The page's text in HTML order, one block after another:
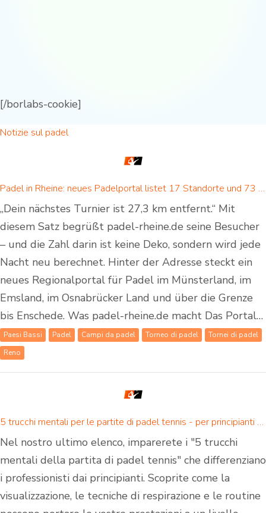
[/borlabs-cookie]
Notizie sul padel
Padel in Rheine: neues Padelportal listet 17 Standorte und 73 Padel-Courts in Rheine und Umgebung
„Dein nächstes Turnier ist 27,3 km entfernt.“ Mit
diesem Satz begrüßt padel-rheine.de seine Besucher
– und die Zahl darin ist keine Deko, sondern wird jede
Nacht neu berechnet. Hinter der Adresse steckt ein
neues Regionalportal für Padel im Münsterland, im
Emsland, im Osnabrücker Land und über die Grenze
bis Enschede. Was padel-rheine.de macht Das Portal…
Paesi Bassi Padel Campi da padel Torneo di padel
Tornei di padel
Reno
5 trucchi mentali per le partite di padel tennis - per principianti e giocatori di padel avanzati
Nel nostro ultimo elenco, imparerete i "5 trucchi
mentali della partita di padel tennis" che differenziano
i professionisti dai principianti. Scoprite come la
visualizzazione, le tecniche di respirazione e le routine